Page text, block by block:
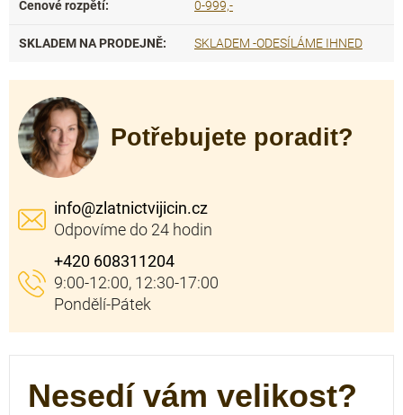
Cenové rozpětí: 0-999,-
SKLADEM NA PRODEJNĚ: SKLADEM -ODESÍLÁME IHNED
Potřebujete poradit?
info@zlatnictvijicin.cz
+420 608311204
Nesedí vám velikost?